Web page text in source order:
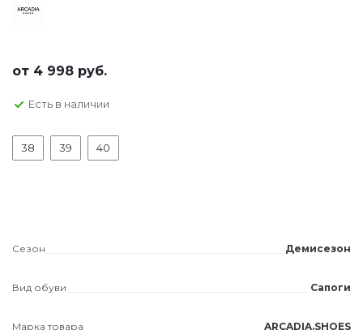
от 4 998 руб.
Есть в наличии
38 39 40
Сезон Демисезон
Вид обуви Сапоги
Марка товара ARCADIA.SHOES